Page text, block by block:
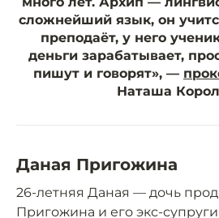
сложнейший язык, он
преподаёт, у него
деньги зарабатывает,
пишут и говорят», —
Наташа
Даная Пригожина
26-летняя Даная — дочь
Пригожина и его экс-